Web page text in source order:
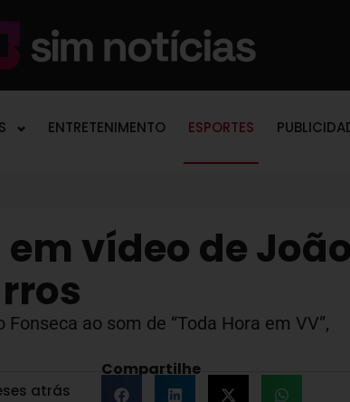
ENTRETENIMENTO ESPORTES
vídeo de João
ao som de “Toda Hora em VV”,
atrás
Compartilhe